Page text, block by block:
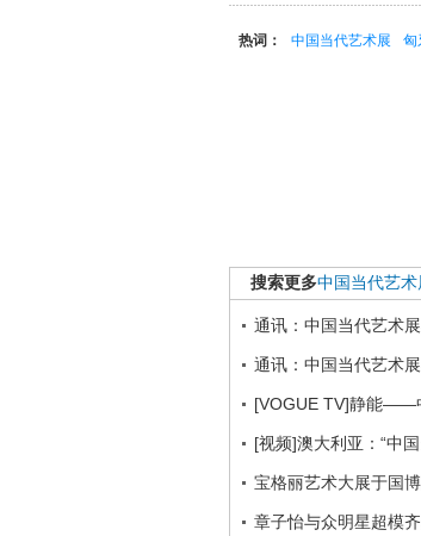
热词： 中国当代艺术展 匈
搜索更多中国当代艺术
通讯：中国当代艺术
通讯：中国当代艺术
[VOGUE TV]静能——
[视频]澳大利亚：“中
宝格丽艺术大展于国
章子怡与众明星超模